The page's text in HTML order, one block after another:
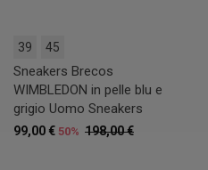
39 45
Sneakers Brecos
WIMBLEDON in pelle blu e
grigio Uomo Sneakers
198,00 €
99,00 € 50%